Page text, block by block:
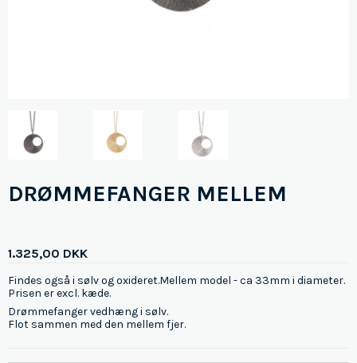
DRØMMEFANGER MELLEM
1.325,00 DKK
Findes også i sølv og oxideret.Mellem model - ca 33mm i diameter.
Prisen er excl. kæde.
Drømmefanger vedhæng i sølv.
Flot sammen med den mellem fjer.